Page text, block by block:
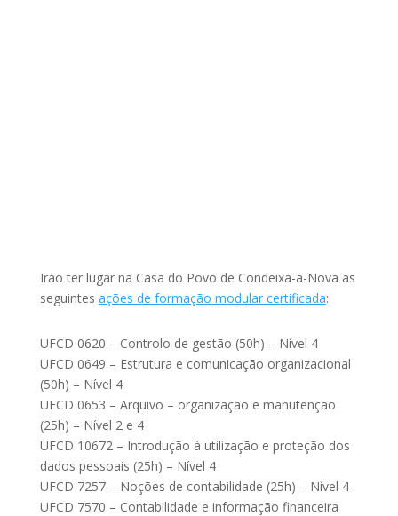
Irão ter lugar na Casa do Povo de Condeixa-a-Nova as
seguintes ações de formação modular certificada:
UFCD 0620 – Controlo de gestão (50h) – Nível 4
UFCD 0649 – Estrutura e comunicação organizacional
(50h) – Nível 4
UFCD 0653 – Arquivo – organização e manutenção
(25h) – Nível 2 e 4
UFCD 10672 – Introdução à utilização e proteção dos
dados pessoais (25h) – Nível 4
UFCD 7257 – Noções de contabilidade (25h) – Nível 4
UFCD 7570 – Contabilidade e informação financeira